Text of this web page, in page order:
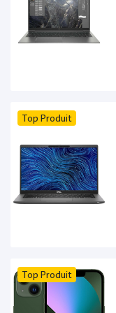
Top Produit
Top Produit